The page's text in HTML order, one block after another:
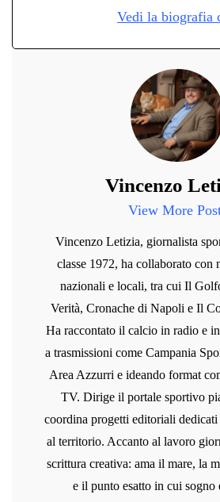
Vedi la biografia
Vincenzo
View More
Vincenzo Letizia, giornalista
classe 1972, ha collaborato con
nazionali e locali, tra cui Il
Verità, Cronache di Napoli e Il
Ha raccontato il calcio in radio e
a trasmissioni come Campania
Area Azzurri e ideando format
TV. Dirige il portale sportivo
coordina progetti editoriali
al territorio. Accanto al lavoro
scrittura creativa: ama il mare, la
e il punto esatto in cui sogno